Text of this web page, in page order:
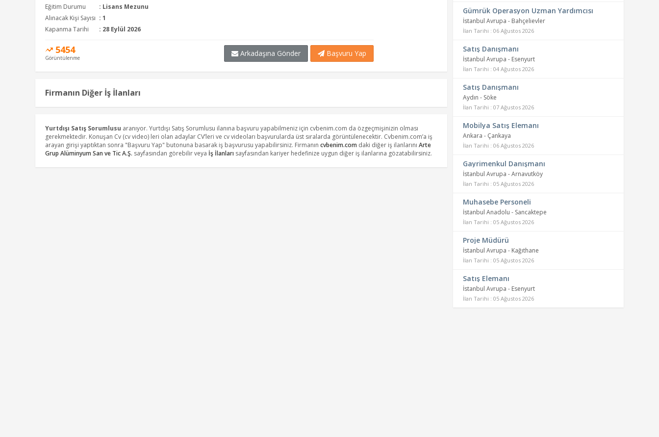
Eğitim Durumu
: Lisans Mezunu
Alınacak Kişi Sayısı : 1
Kapanma Tarihi
: 28 Eylül 2026
5454
Görüntülenme Başvuru Yap
Arkadaşına Gönder
Firmanın Diğer İş İlanları
Yurtdışı Satış Sorumlusu aranıyor. Yurtdışı Satış Sorumlusu ilanına başvuru yapabilmeniz için cvbenim.com da özgeçmişinizin olması
gerekmektedir. Konuşan Cv (cv video) leri olan adaylar CV’leri ve cv videoları başvurularda üst sıralarda görüntülenecektir. Cvbenim.com’a iş
arayan girişi yaptıktan sonra "Başvuru Yap" butonuna basarak iş başvurusu yapabilirsiniz. Firmanın cvbenim.com daki diğer iş ilanlarını Arte
Grup Alüminyum San ve Tic A.Ş. sayfasından görebilir veya İş İlanları sayfasından kariyer hedefinize uygun diğer iş ilanlarına gözatabilirsiniz.
Gümrük Operasyon Uzman Yardımcısı
İstanbul Avrupa - Bahçelievler
İlan Tarihi : 06 Ağustos 2026
Satış Danışmanı
İstanbul Avrupa - Esenyurt
İlan Tarihi : 04 Ağustos 2026
Satış Danışmanı
Aydın - Söke
İlan Tarihi : 07 Ağustos 2026
Mobilya Satış Elemanı
Ankara - Çankaya
İlan Tarihi : 06 Ağustos 2026
Gayrimenkul Danışmanı
İstanbul Avrupa - Arnavutköy
İlan Tarihi : 05 Ağustos 2026
Muhasebe Personeli
İstanbul Anadolu - Sancaktepe
İlan Tarihi : 05 Ağustos 2026
Proje Müdürü
İstanbul Avrupa - Kağıthane
İlan Tarihi : 05 Ağustos 2026
Satış Elemanı
İstanbul Avrupa - Esenyurt
İlan Tarihi : 05 Ağustos 2026